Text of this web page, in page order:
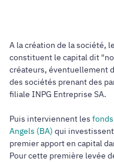
A la création de la société,
constituent le capital dit
créateurs, éventuellement
des sociétés prenant des
filiale INPG Entreprise SA.
Puis interviennent les
Angels (BA) qui investissent
premier apport en capital
Pour cette première levée